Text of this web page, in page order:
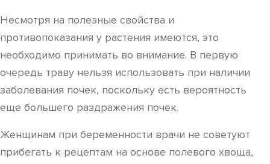
Несмотря на полезные свойства и
противопоказания у растения имеются, это
необходимо принимать во внимание. В первую
очередь траву нельзя использовать при наличии
заболевания почек, поскольку есть вероятность
еще большего раздражения почек.
Женщинам при беременности врачи не советуют
прибегать к рецептам на основе полевого хвоща,